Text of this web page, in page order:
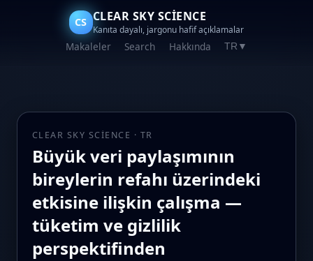
CS CLEAR SKY SCIENCE
Kanıta dayalı, jargonu hafif açıklamalar
Makaleler Search Hakkında TR ▼
CLEAR SKY SCIENCE · TR
Büyük veri paylaşımının
bireylerin refahı üzerindeki
etkisine ilişkin çalışma —
tüketim ve gizlilik
perspektifinden